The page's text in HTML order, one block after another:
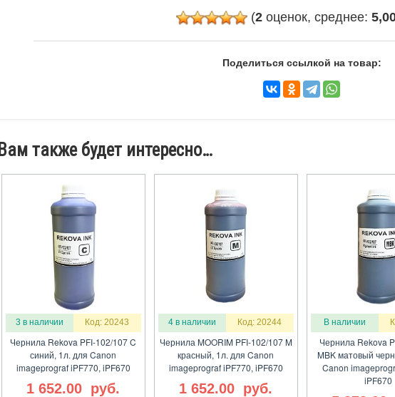
(2оценок, среднее:
Поделиться ссылкой на товар:
Вам также будет интересно…
3 в наличии Код: 20243
Чернила Rekova PFI-102/107 C
синий, 1л. для Canon
imageprograf iPF770, iPF670
1 652.00 руб.
4 в наличии Код: 20244
Чернила MOORIM PFI-102/107 M
красный, 1л. для Canon
imageprograf iPF770, iPF670
1 652.00 руб.
В наличии
Чернила Rekova
MBK матовый
Canon
iPF670